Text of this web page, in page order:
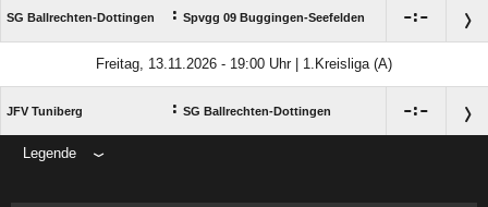
SG Ballrechten-Dottingen : Spvgg 09 Buggingen-Seefelden :
Freitag, 13.11.2026 - 19:00 Uhr | 1.Kreisliga (A)
JFV Tuniberg : SG Ballrechten-Dottingen :
Legende